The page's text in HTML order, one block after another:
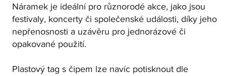
Náramek je ideální pro různorodé akce, jako jsou
festivaly, koncerty či společenské události, díky jeho
nepřenosnosti a uzávěru pro jednorázové či
opakované použití.
Plastový tag s čipem lze navíc potisknout dle